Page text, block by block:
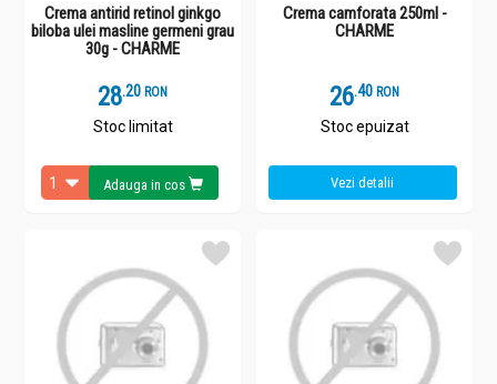
Crema antirid retinol ginkgo
biloba ulei masline germeni grau
30g - CHARME
28.2 RON
Stoc limitat
Adauga in cos
Crema camforata 250ml -
CHARME
26.4 RON
Stoc epuizat
Vezi detalii